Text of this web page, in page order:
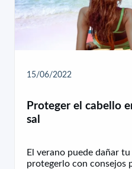
15/06/2022
Proteger el cabello
sal
El verano puede dañar
protegerlo con consejos